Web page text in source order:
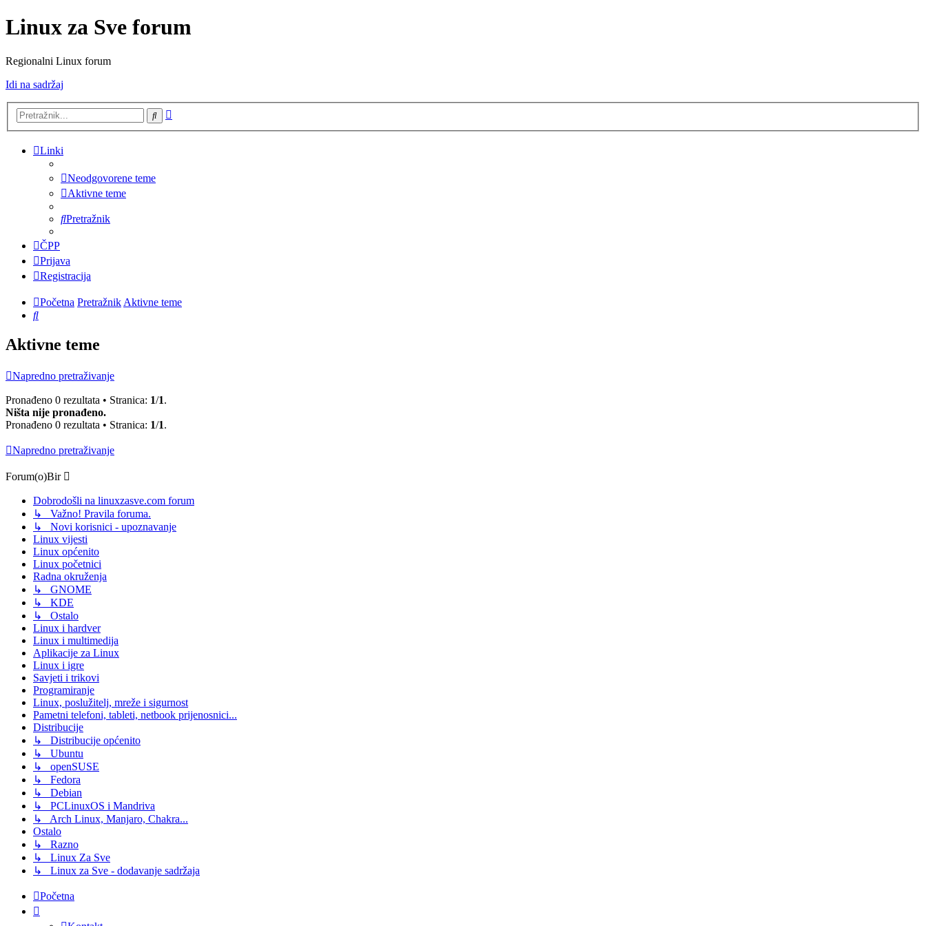
Linux za Sve forum
Regionalni Linux forum
Idi na sadržaj
Pretražnik
Linki
Neodgovorene teme
Aktivne teme
Pretražnik
ČPP
Prijava
Registracija
Početna PretražnikAktivne teme
Pretražnik
Aktivne teme
Napredno pretraživanje
Pronađeno 0 rezultata • Stranica: 1/1.
Ništa nije pronađeno.
Pronađeno 0 rezultata • Stranica: 1/1.
Napredno pretraživanje
Forum(o)Bir
Dobrodošli na linuxzasve.com forum
↳ Važno! Pravila foruma.
↳ Novi korisnici - upoznavanje
Linux vijesti
Linux općenito
Linux početnici
Radna okruženja
↳ GNOME
↳ KDE
↳ Ostalo
Linux i hardver
Linux i multimedija
Aplikacije za Linux
Linux i igre
Savjeti i trikovi
Programiranje
Linux, poslužitelj, mreže i sigurnost
Pametni telefoni, tableti, netbook prijenosnici...
Distribucije
↳ Distribucije općenito
↳ Ubuntu
↳ openSUSE
↳ Fedora
↳ Debian
↳ PCLinuxOS i Mandriva
↳ Arch Linux, Manjaro, Chakra...
Ostalo
↳ Razno
↳ Linux Za Sve
↳ Linux za Sve - dodavanje sadržaja
Početna